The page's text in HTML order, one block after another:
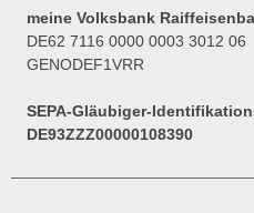
meine Volksbank
DE62 7116 0000 0003 3012 06
GENODEF1VRR
SEPA-Gläubiger-
DE93ZZZ00000108390